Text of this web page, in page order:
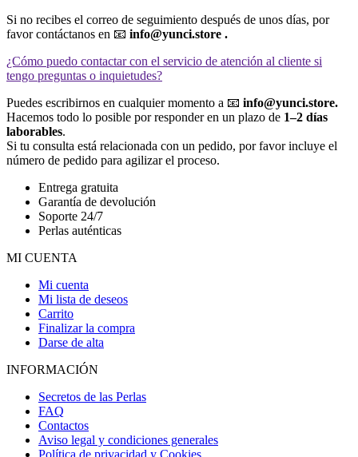
Si no recibes el correo de seguimiento después de unos días, por
favor contáctanos en 📧 info@yunci.store .
¿Cómo puedo contactar con el servicio de atención al cliente si
tengo preguntas o inquietudes?
Puedes escribirnos en cualquier momento a 📧 info@yunci.store.
Hacemos todo lo posible por responder en un plazo de 1–2 días
laborables.
Si tu consulta está relacionada con un pedido, por favor incluye el
número de pedido para agilizar el proceso.
Entrega gratuita
Garantía de devolución
Soporte 24/7
Perlas auténticas
MI CUENTA
Mi cuenta
Mi lista de deseos
Carrito
Finalizar la compra
Darse de alta
INFORMACIÓN
Secretos de las Perlas
FAQ
Contactos
Aviso legal y condiciones generales
Política de privacidad y Cookies